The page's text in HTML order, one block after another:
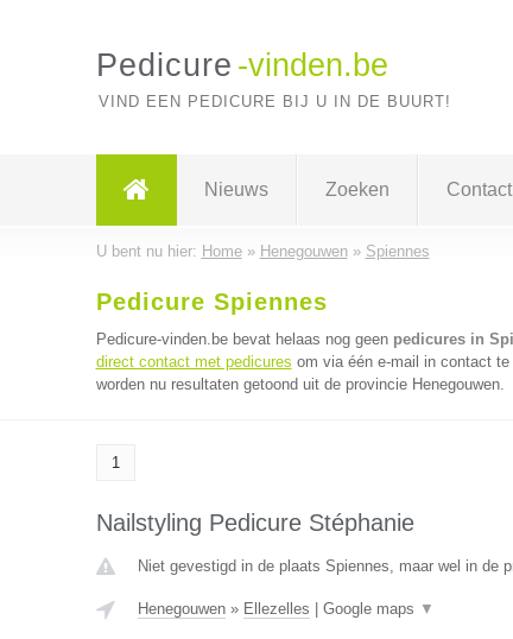
Pedicure -vinden.be
VIND EEN PEDICURE BIJ U IN DE BUURT!
Nieuws Zoeken Contact
U bent nu hier: Home» Henegouwen» Spiennes
Pedicure Spiennes
Pedicure-vinden.be bevat helaas nog geen pedicures in
direct contact met pedicures om via één e-mail in contact
worden nu resultaten getoond uit de provincie Henegouwen.
1
Nailstyling Pedicure Stéphanie
Niet gevestigd in de plaats Spiennes, maar wel in de
Henegouwen» Ellezelles Google maps ▼